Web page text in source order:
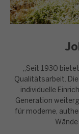
„Seit 1930
Qualitätsarbeit.
individuelle
Generation
für moderne,